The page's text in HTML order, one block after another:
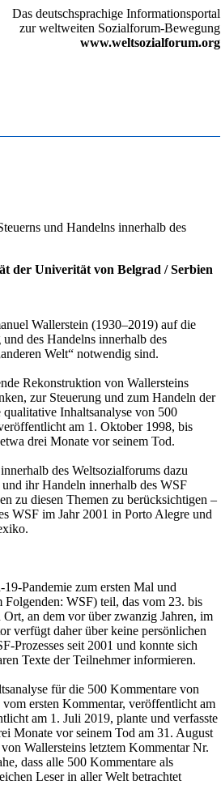
Das deutschsprachige Informationsportal
zur weltweiten Sozialforum-Bewegung
www.weltsozialforum.org
und Handelns innerhalb des
der Univerität von Belgrad / Serbien
Wallerstein (1930–2019) auf die
des Handelns innerhalb des
Welt“ notwendig sind.
Rekonstruktion von Wallersteins
zur Steuerung und zum Handeln der
Inhaltsanalyse von 500
am 1. Oktober 1998, bis
drei Monate vor seinem Tod.
des Weltsozialforums dazu
ihr Handeln innerhalb des WSF
zu diesen Themen zu berücksichtigen –
WSF im Jahr 2001 in Porto Alegre und
Pandemie zum ersten Mal und
WSF) teil, das vom 23. bis
an dem vor über zwanzig Jahren, im
verfügt daher über keine persönlichen
Prozesses seit 2001 und konnte sich
Texte der Teilnehmer informieren.
für die 500 Kommentare von
ersten Kommentar, veröffentlicht am
am 1. Juli 2019, plante und verfasste
Monate vor seinem Tod am 31. August
Wallersteins letztem Kommentar Nr.
dass alle 500 Kommentare als
Leser in aller Welt betrachtet